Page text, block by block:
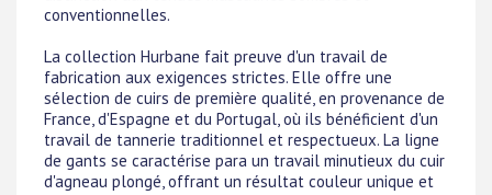
conventionnelles.
La collection Hurbane fait preuve d'un travail de
fabrication aux exigences strictes. Elle offre une
sélection de cuirs de première qualité, en provenance de
France, d'Espagne et du Portugal, où ils bénéficient d'un
travail de tannerie traditionnel et respectueux. La ligne
de gants se caractérise para un travail minutieux du cuir
d'agneau plongé, offrant un résultat couleur unique et